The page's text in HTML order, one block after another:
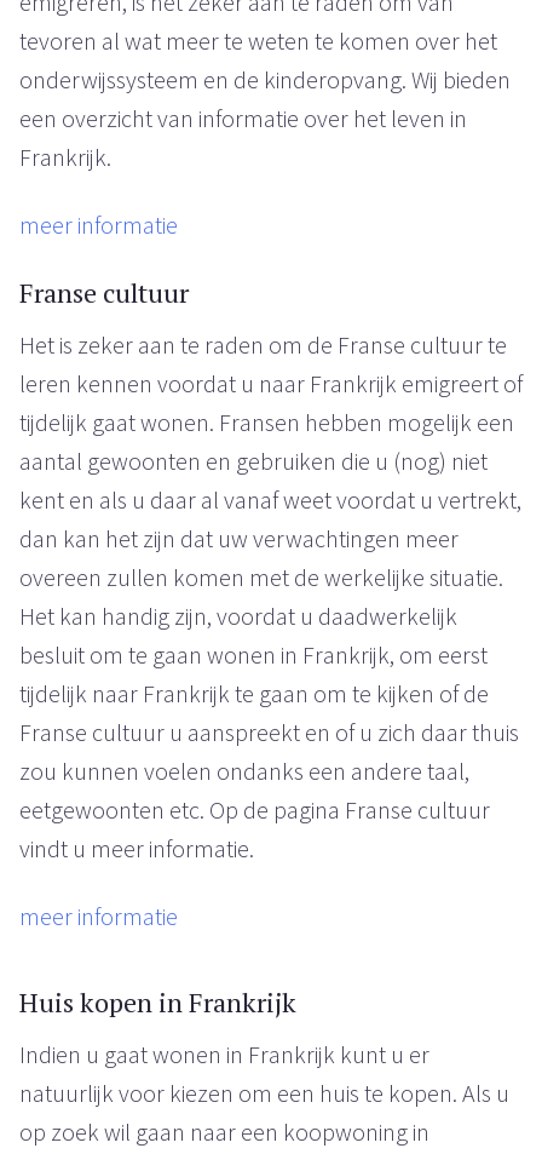
tevoren al wat meer te weten te komen over het
onderwijssysteem en de kinderopvang. Wij bieden
een overzicht van informatie over het leven in
Frankrijk.
meer informatie
Franse cultuur
Het is zeker aan te raden om de Franse cultuur te
leren kennen voordat u naar Frankrijk emigreert of
tijdelijk gaat wonen. Fransen hebben mogelijk een
aantal gewoonten en gebruiken die u (nog) niet
kent en als u daar al vanaf weet voordat u vertrekt,
dan kan het zijn dat uw verwachtingen meer
overeen zullen komen met de werkelijke situatie.
Het kan handig zijn, voordat u daadwerkelijk
besluit om te gaan wonen in Frankrijk, om eerst
tijdelijk naar Frankrijk te gaan om te kijken of de
Franse cultuur u aanspreekt en of u zich daar thuis
zou kunnen voelen ondanks een andere taal,
eetgewoonten etc. Op de pagina Franse cultuur
vindt u meer informatie.
meer informatie
Huis kopen in Frankrijk
Indien u gaat wonen in Frankrijk kunt u er
natuurlijk voor kiezen om een huis te kopen. Als u
op zoek wil gaan naar een koopwoning in